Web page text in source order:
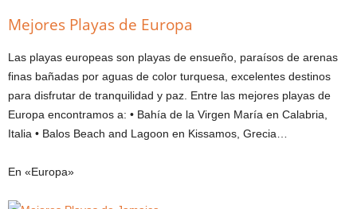
Mejores Playas de Europa
Las playas europeas son playas de ensueño, paraísos de arenas
finas bañadas por aguas de color turquesa, excelentes destinos
para disfrutar de tranquilidad y paz. Entre las mejores playas de
Europa encontramos a: • Bahía de la Virgen María en Calabria,
Italia • Balos Beach and Lagoon en Kissamos, Grecia…
En «Europa»